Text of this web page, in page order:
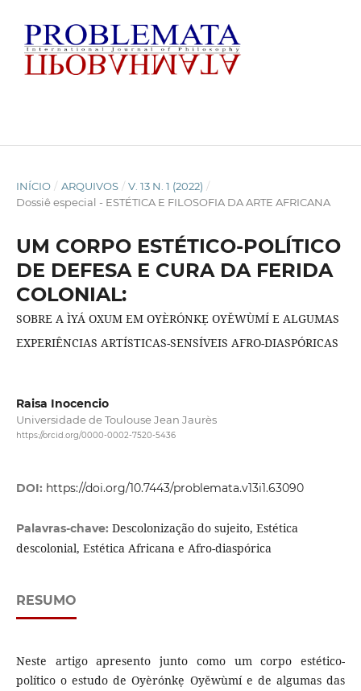
INÍCIO / ARQUIVOS / V. 13 N. 1 (2022) /
Dossiê especial - ESTÉTICA E FILOSOFIA DA ARTE AFRICANA
UM CORPO ESTÉTICO-POLÍTICO
DE DEFESA E CURA DA FERIDA
COLONIAL:
SOBRE A ÌYÁ OXUM EM OYÈRÓNKẸ OYĚWÙMÍ E ALGUMAS
EXPERIÊNCIAS ARTÍSTICAS-SENSÍVEIS AFRO-DIASPÓRICAS
Raisa Inocencio
Universidade de Toulouse Jean Jaurès
https://orcid.org/0000-0002-7520-5436
DOI: https://doi.org/10.7443/problemata.v13i1.63090
Palavras-chave: Descolonização do sujeito, Estética
descolonial, Estética Africana e Afro-diaspórica
RESUMO
Neste artigo apresento junto como um corpo estético-
político o estudo de Oyèrónkẹ Oyěwùmí e de algumas das